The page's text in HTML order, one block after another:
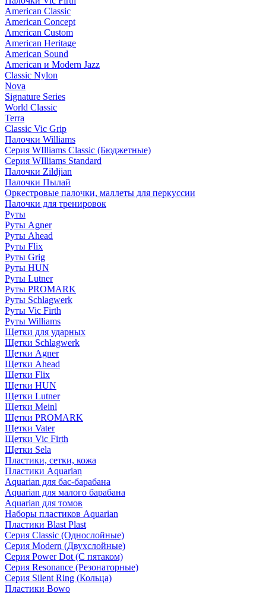
American Classic
American Concept
American Custom
American Heritage
American Sound
American и Modern Jazz
Classic Nylon
Nova
Signature Series
World Classic
Terra
Classic Vic Grip
Палочки Williams
Серия WIlliams Classic (Бюджетные)
Серия WIlliams Standard
Палочки Zildjian
Палочки Пылай
Оркестровые палочки, маллеты для перкуссии
Палочки для тренировок
Руты
Руты Agner
Руты Ahead
Руты Flix
Руты Grig
Руты HUN
Руты Lutner
Руты PROMARK
Руты Schlagwerk
Руты Vic Firth
Руты Williams
Щетки для ударных
Щетки Schlagwerk
Щетки Agner
Щетки Ahead
Щетки Flix
Щетки HUN
Щетки Lutner
Щетки Meinl
Щетки PROMARK
Щетки Vater
Щетки Vic Firth
Щетки Sela
Пластики, сетки, кожа
Пластики Aquarian
Aquarian для бас-барабана
Aquarian для малого барабана
Aquarian для томов
Наборы пластиков Aquarian
Пластики Blast Plast
Серия Classic (Однослойные)
Серия Modern (Двухслойные)
Серия Power Dot (С пятаком)
Серия Resonance (Резонаторные)
Серия Silent Ring (Кольца)
Пластики Bowo